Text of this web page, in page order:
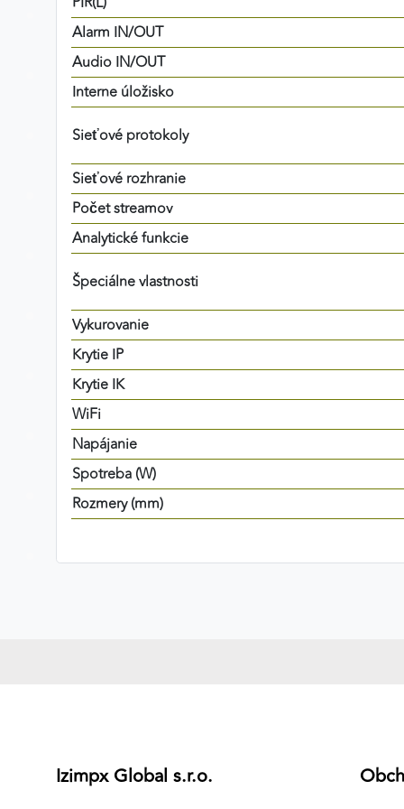
Alarm IN/OUT
Audio IN/OUT
Interne úložisko
Sieťové protokoly
Sieťové rozhranie
Počet streamov
Analytické funkcie
Špeciálne vlastnosti
Vykurovanie
Krytie IP
Krytie IK
WiFi
Napájanie
Spotreba (W)
Rozmery (mm)
Izimpx Global s.r.o.
MARKETINGOVÉ COOKIES
Marketingové cookies sa používajú na sledovanie
správania používateľov naprieč webovými stránkami.
Umožňujú nám a našim partnerom zobrazovať cielenú a
reklamných sieťach tretích strán.
Google Ads
Poskytovateľ: Google